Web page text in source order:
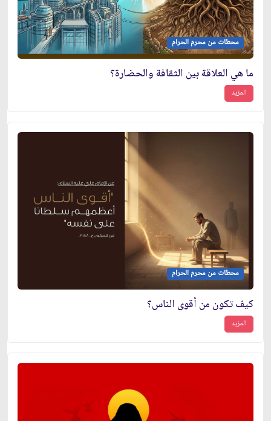
محطات من محرم الحرام
ما هي العلاقة بين الثقافة والحضارة؟
المزيد
محطات من محرم الحرام
كيف تكون من أقوى الناس؟
المزيد